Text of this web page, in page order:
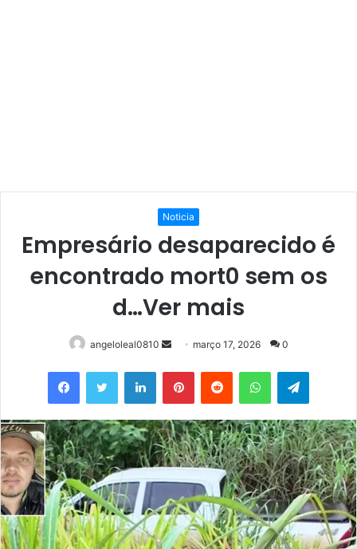
Noticia
Empresário desaparecido é
encontrado mort0 sem os
d…Ver mais
angeloleal0810
Mande
e-
março 17, 2026 0
FacebookTwitter LinkedinPinterestReddit WhatsAppTelegram